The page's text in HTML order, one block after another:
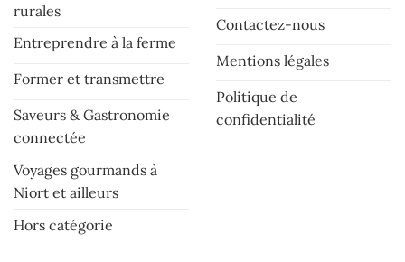
rurales
Entreprendre à la ferme
Former et transmettre
Saveurs & Gastronomie
connectée
Voyages gourmands à
Niort et ailleurs
Hors catégorie
Contactez-nous
Mentions légales
Politique de
confidentialité